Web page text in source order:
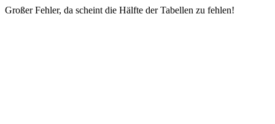
Großer Fehler, da scheint die Hälfte der Tabellen zu fehlen!